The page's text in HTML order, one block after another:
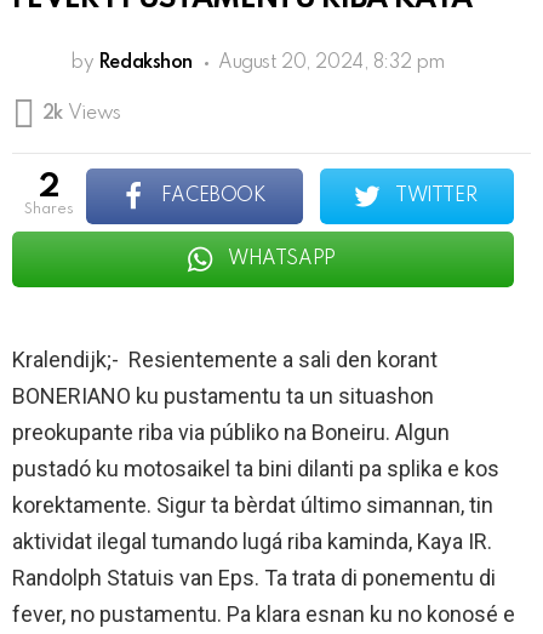
by Redakshon August 20, 2024, 8:32 pm
2k Views
2
shares
FACEBOOK TWITTER
WHATSAPP
Kralendijk;- Resientemente a sali den korant
BONERIANO ku pustamentu ta un situashon
preokupante riba via públiko na Boneiru. Algun
pustadó ku motosaikel ta bini dilanti pa splika e kos
korektamente. Sigur ta bèrdat último simannan, tin
aktividat ilegal tumando lugá riba kaminda, Kaya IR.
Randolph Statuis van Eps. Ta trata di ponementu di
fever, no pustamentu. Pa klara esnan ku no konosé e